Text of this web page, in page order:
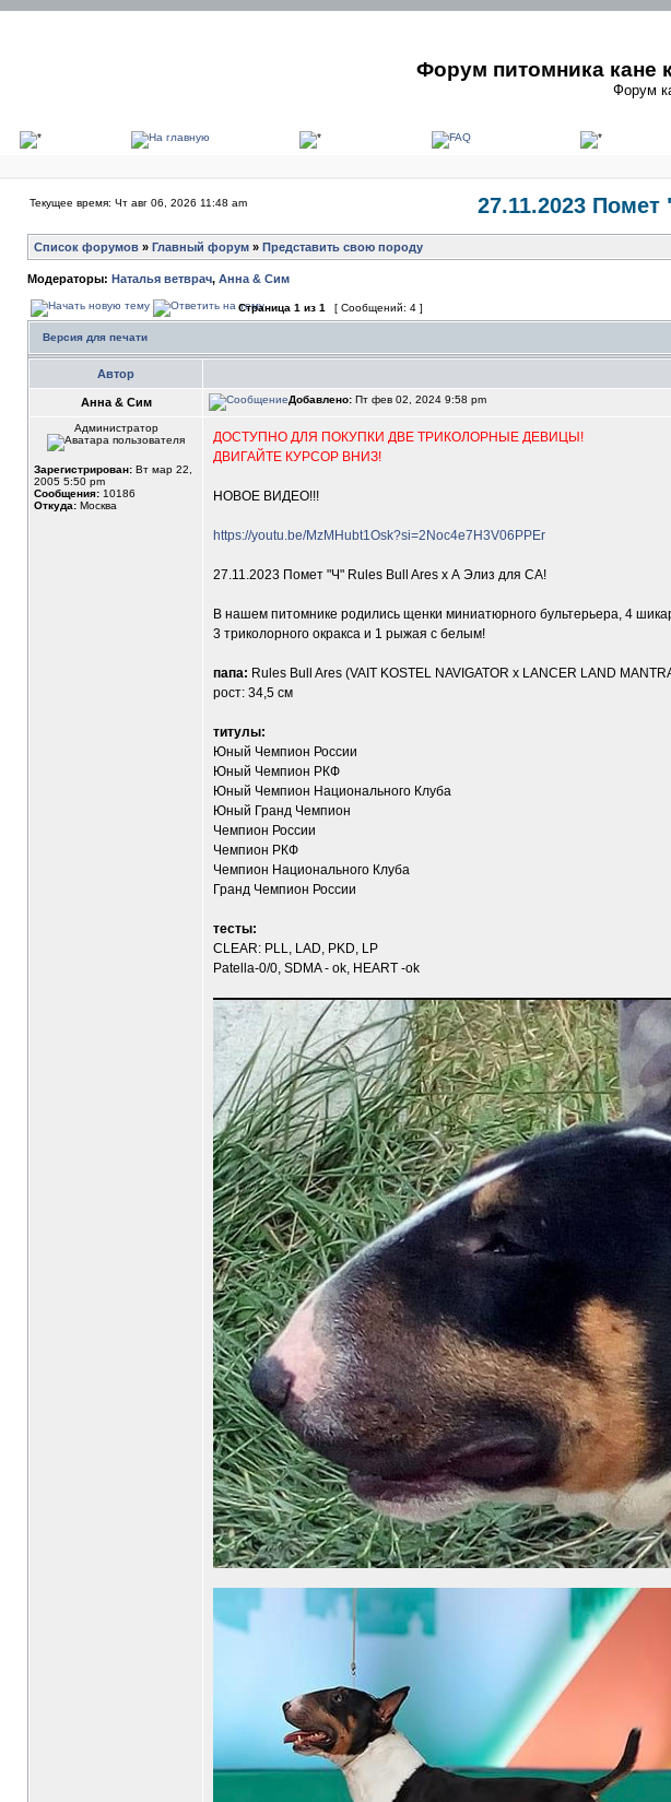
Форум питомника кане
Форум
Текущее время: Чт авг 06, 2026 11:48 am 27.11.2023
Список форумов » Главный форум » Представить свою породу
Модераторы: Наталья ветврач, Анна & Сим
Страница 1 из 1 [ Сообщений: 4 ]
Версия для печати
Автор
Анна & Сим Добавлено: Пт фев 02, 2024 9:58 pm
Администратор
Зарегистрирован: Вт мар 22,
2005 5:50 pm
Сообщения: 10186
Откуда: Москва
ДОСТУПНО ДЛЯ ПОКУПКИ ДВЕ ТРИКОЛОРНЫЕ ДЕВИЦЫ!
ДВИГАЙТЕ КУРСОР ВНИЗ!
НОВОЕ ВИДЕО!!!
https://youtu.be/MzMHubt1Osk?si=2Noc4e7H3V06PPEr
27.11.2023 Помет "Ч" Rules Bull Ares х А Элиз для СА!
В нашем питомнике родились щенки миниатюрного бультерьера, 4
3 триколорного окракса и 1 рыжая с белым!
папа: Rules Bull Ares (VAIT KOSTEL NAVIGATOR х LANCER LAND
рост: 34,5 см
титулы:
Юный Чемпион России
Юный Чемпион РКФ
Юный Чемпион Национального Клуба
Юный Гранд Чемпион
Чемпион России
Чемпион РКФ
Чемпион Национального Клуба
Гранд Чемпион России
тесты:
CLEAR: PLL, LAD, PKD, LP
Patella-0/0, SDMA - ok, HEART -ok